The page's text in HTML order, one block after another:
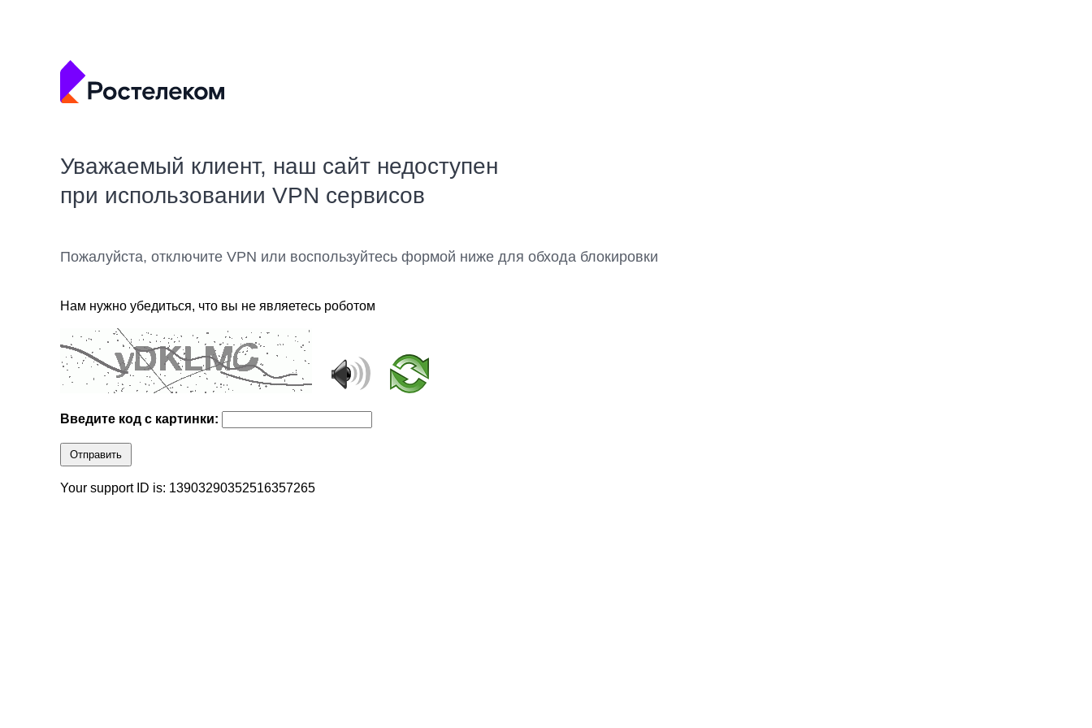
Уважаемый клиент, наш сайт недоступен
при использовании VPN сервисов
Пожалуйста, отключите VPN или воспользуйтесь формой ниже для обхода блокировки
Нам нужно убедиться, что вы не являетесь роботом
Введите код с картинки:
Отправить
Your support ID is: 13903290352516357265